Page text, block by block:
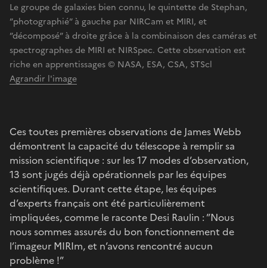
Le groupe de galaxies bien connu, le quintette de Stephan,
”photographié” à gauche par NIRCam et MIRI, et
”décomposé” à droite grâce à la combinaison des caméras et
spectrographes de MIRI et NIRSpec. Cette observation est
riche en apprentissages © NASA, ESA, CSA, STScl
Agrandir l'image
Ces toutes premières observations de James Webb
démontrent la capacité du télescope à remplir sa
mission scientifique : sur les 17 modes d’observation,
13 sont jugés déjà opérationnels par les équipes
scientifiques. Durant cette étape, les équipes
d’experts français ont été particulièrement
impliquées, comme le raconte Desi Raulin : ”Nous
nous sommes assurés du bon fonctionnement de
l’imageur MIRIm, et n’avons rencontré aucun
problème !”